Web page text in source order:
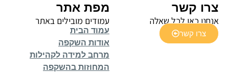
צרו קשר
אנחנו כאן לכל שאלה
צרו קשר
מפת אתר
עמודים מובילים באתר
עמוד הבית
אודות השקפה
מרחב למידה לקהילות
המחוזות בהשקפה